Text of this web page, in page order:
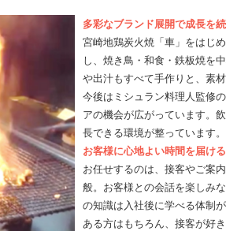
多彩なブランド展開で成長を
宮崎地鶏炭火焼「車」をはじ
し、焼き鳥・和食・鉄板焼を
や出汁もすべて手作りと、素
今後はミシュラン料理人監修
アの機会が広がっています。
長できる環境が整っています。
お客様に心地よい時間を届け
お任せするのは、接客やご案
般。お客様との会話を楽しみ
の知識は入社後に学べる体制
ある方はもちろん、接客が好